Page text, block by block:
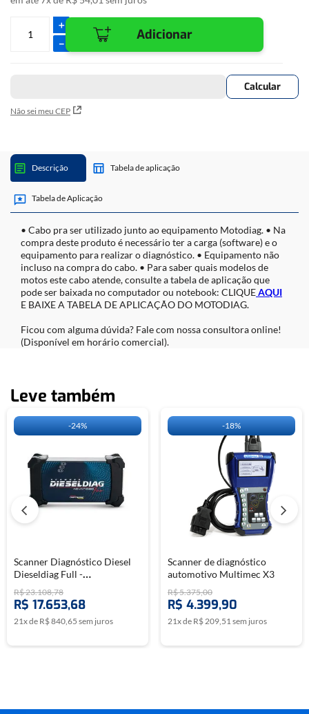
＋
－
Adicionar
Não sei meu CEP
Descrição Tabela de aplicação
Tabela de Aplicação
• Cabo pra ser utilizado junto ao equipamento Motodiag. • Na
compra deste produto é necessário ter a carga (software) e o
equipamento para realizar o diagnóstico. • Equipamento não
incluso na compra do cabo. • Para saber quais modelos de
motos este cabo atende, consulte a tabela de aplicação que
pode ser baixada no computador ou notebook: CLIQUEAQUI
E BAIXE A TABELA DE APLICAÇÃO DO MOTODIAG.
Ficou com alguma dúvida? Fale com nossa consultora online!
(Disponível em horário comercial).
Leve também
-24%
Scanner Diagnóstico Diesel
Dieseldiag Full -
CHIPTRONIC
R$23.108,78
R$ 17.653,68
21x de R$840,65 sem juros
-18%
Scanner de diagnóstico
automotivo Multimec X3
R$5.375,00
R$ 4.399,90
21x de R$209,51sem juros